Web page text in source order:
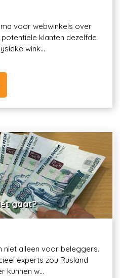
voor webwinkels over
klanten dezelfde
wink...
gaat?
niet alleen voor beleggers.
experts zou Rusland
kunnen w...